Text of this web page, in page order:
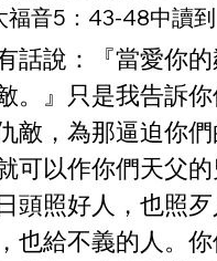
福音5：43-48中讀到
話說：『當愛你的
。』只是我告訴
敵，為那逼迫你
可以作你們天父的
頭照好人，也照
也給不義的人。